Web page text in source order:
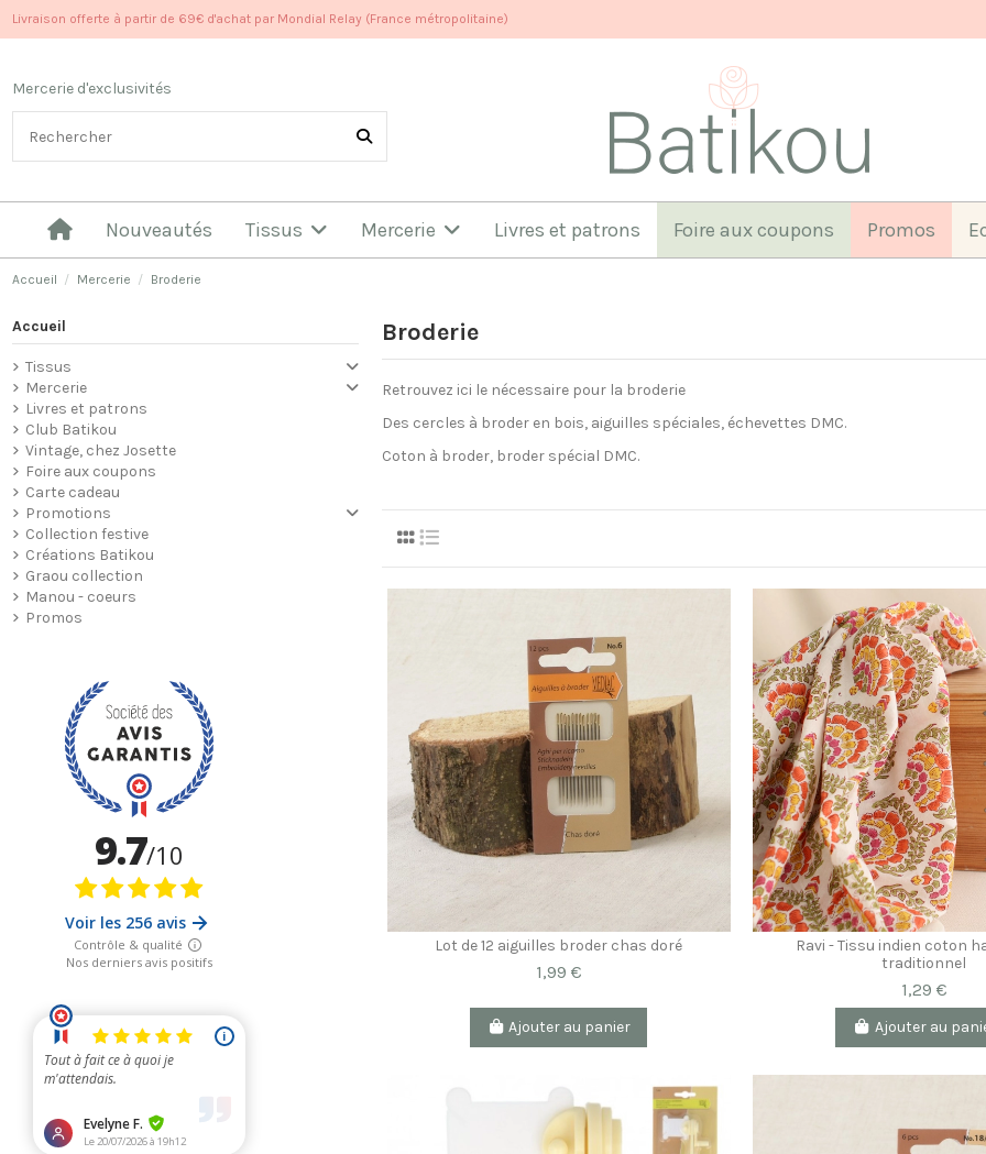
Livraison offerte à partir de 69€ d'achat par Mondial Relay (France métropolitaine)
Mercerie d'exclusivités
Nouveautés Tissus Mercerie Livres et patrons Foire aux coupons Promos
Accueil Mercerie Broderie
Broderie
Retrouvez ici le nécessaire pour la broderie
Des cercles à broder en bois, aiguilles spéciales, échevettes DMC.
Coton à broder, broder spécial DMC.
Lot de 12 aiguilles broder chas doré
1,99 €
Ajouter au panier
Ravi - Tissu indien coton
traditionnel
1,29 €
Ajouter au
Accueil
Tissus
Mercerie
Livres et patrons
Club Batikou
Vintage, chez Josette
Foire aux coupons
Carte cadeau
Promotions
Collection festive
Créations Batikou
Graou collection
Manou - coeurs
Promos